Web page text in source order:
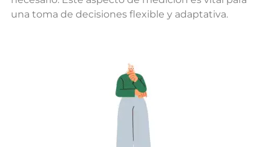
una toma de decisiones flexible y adaptativa.